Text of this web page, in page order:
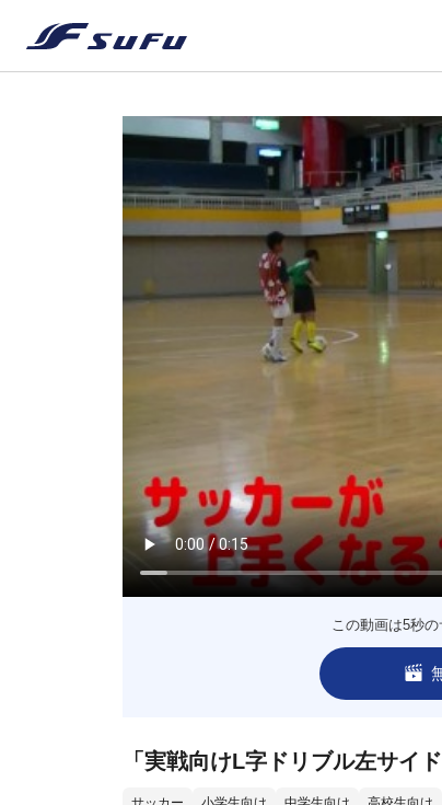
この動画は5秒
「実戦向けL字ドリブル左サイ